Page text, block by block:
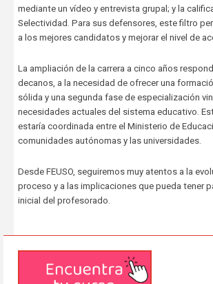
mediante un vídeo y entrevista grupal; y la
Selectividad. Para sus defensores, este filtro
a los mejores candidatos y mejorar el nivel de
La ampliación de la carrera a cinco años
decanos, a la necesidad de ofrecer una
sólida y una segunda fase de especialización
necesidades actuales del sistema educativo.
estaría coordinada entre el Ministerio de
comunidades autónomas y las universidades.
Desde FEUSO, seguiremos muy atentos a la
proceso y a las implicaciones que pueda tener
inicial del profesorado.